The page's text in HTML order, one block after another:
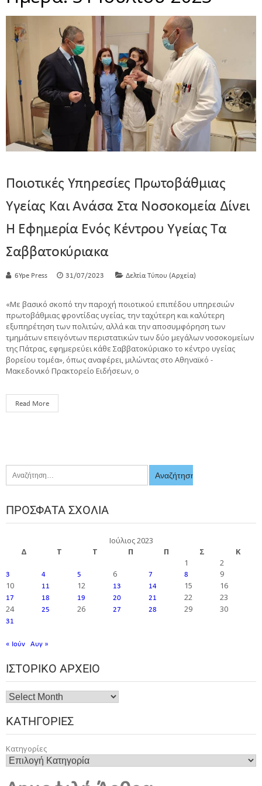
Ποιοτικές Υπηρεσίες Πρωτοβάθμιας
Υγείας Και Ανάσα Στα Νοσοκομεία Δίνει
Η Εφημερία Ενός Κέντρου Υγείας Τα
Σαββατοκύριακα
6Ype Press 31/07/2023 Δελτία Τύπου (Αρχεία)
«Με βασικό σκοπό την παροχή ποιοτικού επιπέδου υπηρεσιών
πρωτοβάθμιας φροντίδας υγείας, την ταχύτερη και καλύτερη
εξυπηρέτηση των πολιτών, αλλά και την αποσυμφόρηση των
τμημάτων επειγόντων περιστατικών των δύο μεγάλων νοσοκομείων
της Πάτρας, εφημερεύει κάθε Σαββατοκύριακο το κέντρο υγείας
βορείου τομέα», όπως αναφέρει, μιλώντας στο Αθηναϊκό -
Μακεδονικό Πρακτορείο Ειδήσεων, ο
Read More
ΠΡΌΣΦΑΤΑ ΣΧΌΛΙΑ
Ιούλιος 2023
Δ
Τ Τ Π Π Σ
Κ
1
2
3 4 5 6 7 8
9
10
11 12 13 14 15 16
17 18 19 20 21 22
23
24
25 26 27 28 29 30
31
« Ιούν Αυγ »
ΙΣΤΟΡΙΚΌ ΑΡΧΕΊΟ
ΚΑΤΗΓΟΡΊΕΣ
Κατηγορίες